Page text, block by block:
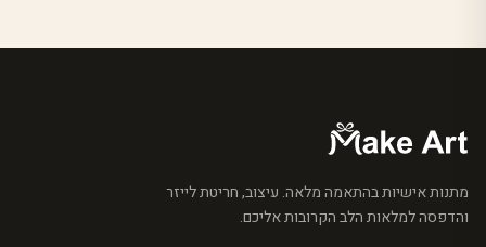
מתנות אישיות בהתאמה מלאה. עיצוב, חריטת לייזר
והדפסה למלאות הלב הקרובות אליכם.